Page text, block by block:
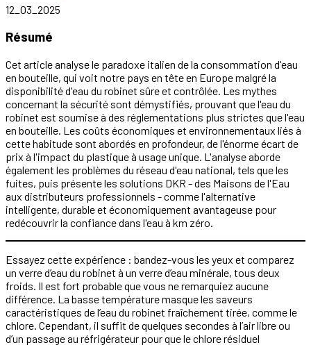
12_03_2025
Résumé
Cet article analyse le paradoxe italien de la consommation d'eau
en bouteille, qui voit notre pays en tête en Europe malgré la
disponibilité d'eau du robinet sûre et contrôlée. Les mythes
concernant la sécurité sont démystifiés, prouvant que l'eau du
robinet est soumise à des réglementations plus strictes que l'eau
en bouteille. Les coûts économiques et environnementaux liés à
cette habitude sont abordés en profondeur, de l'énorme écart de
prix à l'impact du plastique à usage unique. L'analyse aborde
également les problèmes du réseau d'eau national, tels que les
fuites, puis présente les solutions DKR - des Maisons de l'Eau
aux distributeurs professionnels - comme l'alternative
intelligente, durable et économiquement avantageuse pour
redécouvrir la confiance dans l'eau à km zéro.
Essayez cette expérience : bandez-vous les yeux et comparez
un verre d’eau du robinet à un verre d’eau minérale, tous deux
froids. Il est fort probable que vous ne remarquiez aucune
différence. La basse température masque les saveurs
caractéristiques de l’eau du robinet fraîchement tirée, comme le
chlore. Cependant, il suffit de quelques secondes à l’air libre ou
d’un passage au réfrigérateur pour que le chlore résiduel